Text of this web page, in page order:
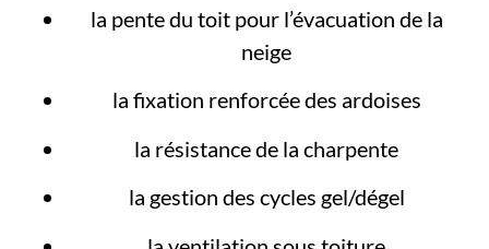
la pente du toit pour l’évacuation de la
neige
la fixation renforcée des ardoises
la résistance de la charpente
la gestion des cycles gel/dégel